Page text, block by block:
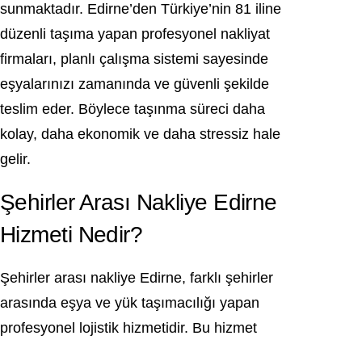
sunmaktadır. Edirne’den Türkiye’nin 81 iline
düzenli taşıma yapan profesyonel nakliyat
firmaları, planlı çalışma sistemi sayesinde
eşyalarınızı zamanında ve güvenli şekilde
teslim eder. Böylece taşınma süreci daha
kolay, daha ekonomik ve daha stressiz hale
gelir.
Şehirler Arası Nakliye Edirne
Hizmeti Nedir?
Şehirler arası nakliye Edirne, farklı şehirler
arasında eşya ve yük taşımacılığı yapan
profesyonel lojistik hizmetidir. Bu hizmet